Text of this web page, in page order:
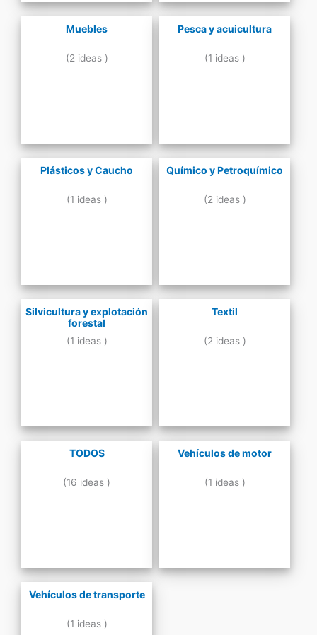
Muebles
(2 ideas )
Pesca y acuicultura
(1 ideas )
Plásticos y Caucho
(1 ideas )
Químico y Petroquímico
(2 ideas )
Silvicultura y explotación
forestal
(1 ideas )
Textil
(2 ideas )
TODOS
(16 ideas )
Vehículos de motor
(1 ideas )
Vehículos de transporte
(1 ideas )